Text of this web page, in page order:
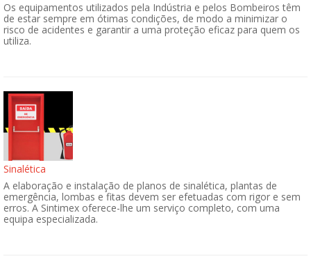
Os equipamentos utilizados pela Indústria e pelos Bombeiros têm
de estar sempre em ótimas condições, de modo a minimizar o
risco de acidentes e garantir a uma proteção eficaz para quem os
utiliza.
Sinalética
A elaboração e instalação de planos de sinalética, plantas de
emergência, lombas e fitas devem ser efetuadas com rigor e sem
erros. A Sintimex oferece-lhe um serviço completo, com uma
equipa especializada.